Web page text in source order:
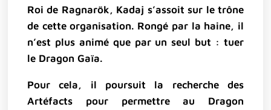
Roi de Ragnarök, Kadaj s’assoit sur le trône
de cette organisation. Rongé par la haine, il
n’est plus animé que par un seul but : tuer
le Dragon Gaïa.
Pour cela, il poursuit la recherche des
Artéfacts pour permettre au Dragon